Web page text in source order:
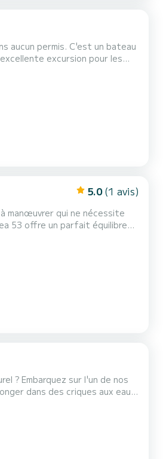
aucun permis. C'est un bateau
excursion pour les
avec Bluetooth, grand auvent,
5.0 (1 avis)
manœuvrer qui ne nécessite
53 offre un parfait équilibre
de bain, c’est tout ce
de la restauration servie à